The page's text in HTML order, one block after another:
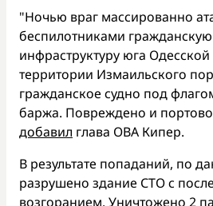
"Ночью враг массированно
беспилотниками
инфраструктуру юга
территории Измаильского
гражданское судно под
баржа. Повреждено и
добавил глава ОВА Кипер.
В результате попаданий, по
разрушено здание СТО с
возгоранием. Уничтожено 2